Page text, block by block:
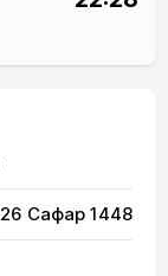
26 Сафар 1448